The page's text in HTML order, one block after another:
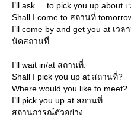
I’ll ask ... to pick you up about เ
Shall I come to สถานที่
I’ll come by and get you at เวล
นัดสถานที่
I’ll wait in/at สถานที่.
Shall I pick you up at สถานที่?
Where would you like to meet?
I’ll pick you up at สถานที่.
สถานการณ์ตัวอย่าง